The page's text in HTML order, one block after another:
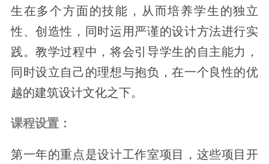
生在多个方面的技能，从而培养学生的独立
性、创造性，同时运用严谨的设计方法进行实
践。教学过程中，将会引导学生的自主能力，
同时设立自己的理想与抱负，在一个良性的优
越的建筑设计文化之下。
课程设置：
第一年的重点是设计工作室项目，这些项目开